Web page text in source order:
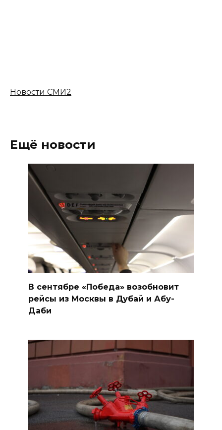
Новости СМИ2
Ещё новости
В сентябре «Победа» возобновит
рейсы из Москвы в Дубай и Абу-
Даби